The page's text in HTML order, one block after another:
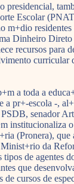
presidencial,
Escolar
m+dio
Dinheiro
recursos para
curricular
a toda a
pr+-escola -,
PSDB, senador
institucionaliza
(Pronera), que
da
tipos de agentes
que
de cursos de